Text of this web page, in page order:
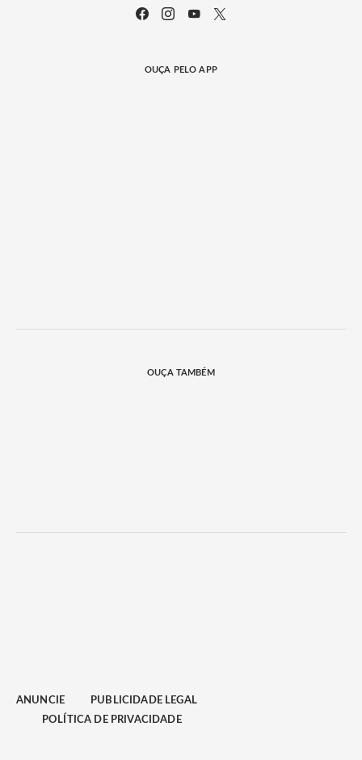
OUÇA PELO APP
OUÇA TAMBÉM
ANUNCIE
PUBLICIDADE LEGAL
POLÍTICA DE PRIVACIDADE